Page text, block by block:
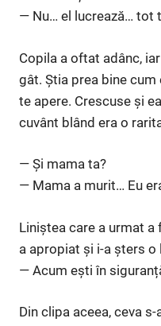
— Nu… el lucrează… tot
Copila a oftat adânc,
gât. Știa prea bine
te apere. Crescuse și
cuvânt blând era o
— Și mama ta?
— Mama a murit… Eu
Liniștea care a urmat
a apropiat și i-a șters o
— Acum ești în
Din clipa aceea, ceva